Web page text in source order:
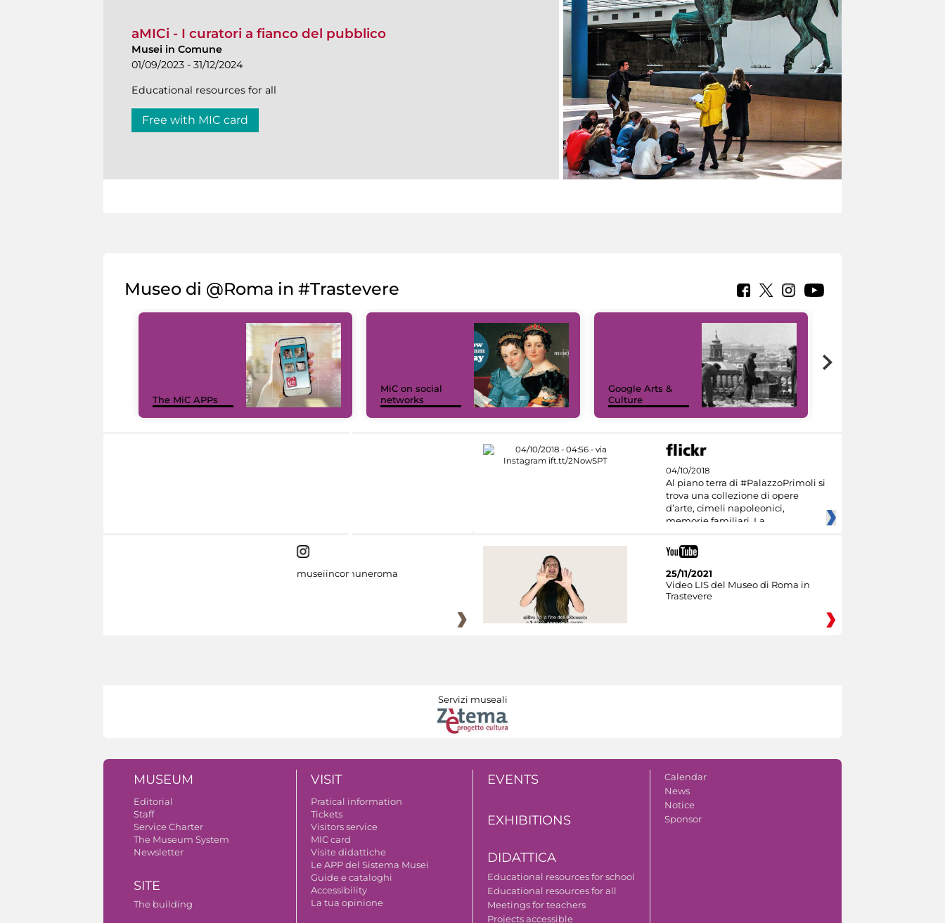
aMICi - I curatori a fianco del pubblico
Musei in Comune
01/09/2023 - 31/12/2024
Educational resources for all
Free with MIC card
Museo di @Roma in #Trastevere
The MiC APPs
MiC on social
networks
Google Arts &
Culture
04/10/2018
Al piano terra di #PalazzoPrimoli si
trova una collezione di opere
d’arte, cimeli napoleonici,
memorie familiari. La
museiincomuneroma
25/11/2021
Video LIS del Museo di Roma in
Trastevere
Servizi museali
MUSEUM
Editorial
Staff
Service Charter
The Museum System
Newsletter
SITE
The building
VISIT
Pratical information
Tickets
Visitors service
MIC card
Visite didattiche
Le APP del Sistema Musei
Guide e cataloghi
Accessibility
La tua opinione
EVENTS
EXHIBITIONS
DIDATTICA
Educational resources for school
Educational resources for all
Meetings for teachers
Projects accessible
Calendar
News
Notice
Sponsor